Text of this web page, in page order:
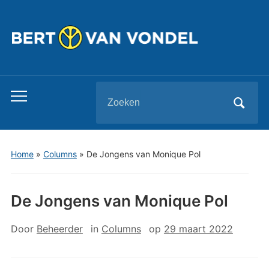
Toggle
menu
naar:
Home» Columns» De Jongens van Monique Pol
De Jongens van Monique Pol
Door Beheerder in Columns op 29 maart 2022